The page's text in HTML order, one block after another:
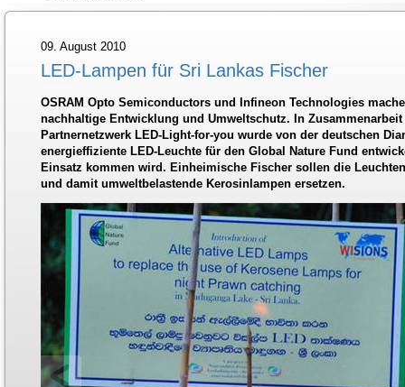
09. August 2010
LED-Lampen für Sri Lankas Fischer
OSRAM Opto Semiconductors und Infineon Technologies
nachhaltige Entwicklung und Umweltschutz. In Zusammenarbeit
Partnernetzwerk LED-Light-for-you wurde von der deutschen
energieffiziente LED-Leuchte für den Global Nature Fund
Einsatz kommen wird. Einheimische Fischer sollen die
und damit umweltbelastende Kerosinlampen ersetzen.